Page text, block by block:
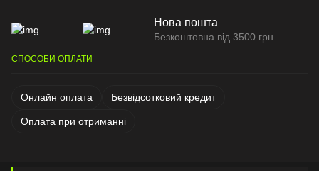
Нова пошта
Безкоштовна від 3500 грн
СПОСОБИ ОПЛАТИ
Онлайн оплата Безвідсотковий кредит
Оплата при отриманні